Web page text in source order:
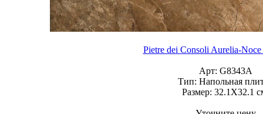
Pietre dei Consoli Aurelia-
Арт: G8343A
Тип: Напольная
Размер: 32.1X32.1